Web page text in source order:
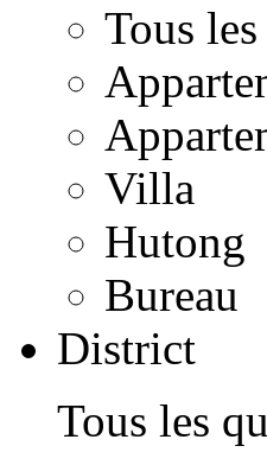
Tous
Villa
Hutong
Bureau
District
Tous les